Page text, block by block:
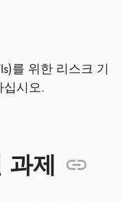
를 위한 리스크 기
십시오.
과제